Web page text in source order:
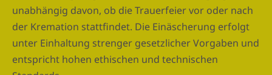
unabhängig davon, ob die Trauerfeier vor oder nach
der Kremation stattfindet. Die Einäscherung erfolgt
unter Einhaltung strenger gesetzlicher Vorgaben und
entspricht hohen ethischen und technischen